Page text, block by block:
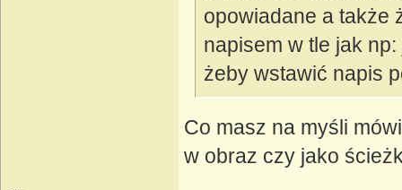
opowiadane a także
napisem w tle jak
żeby wstawić napis
Co masz na myśli
w obraz czy jako